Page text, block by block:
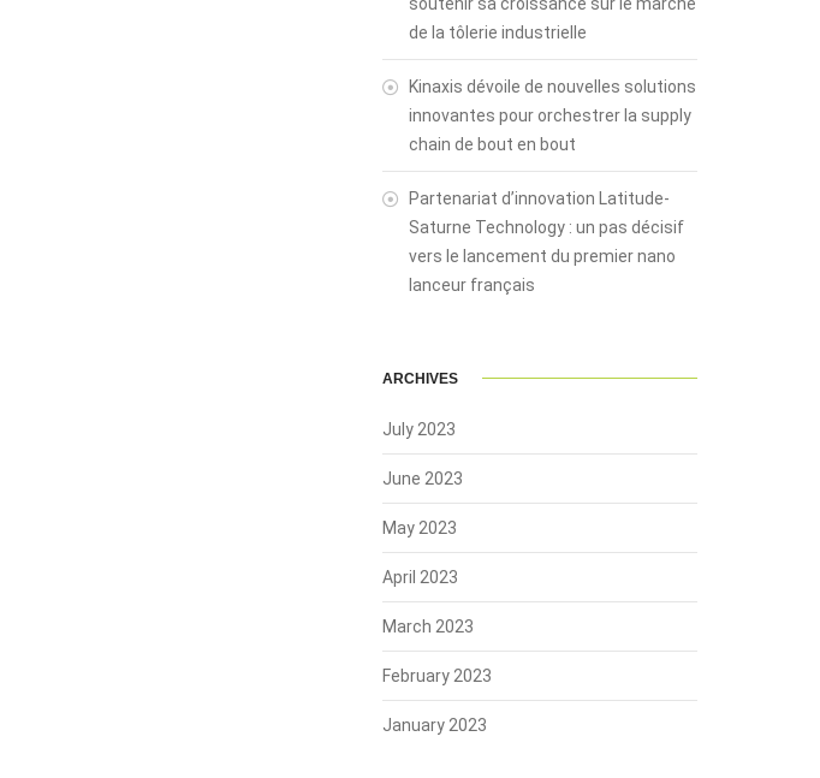
de la tôlerie industrielle
Kinaxis dévoile de nouvelles solutions
innovantes pour orchestrer la supply
chain de bout en bout
Partenariat d’innovation Latitude-
Saturne Technology : un pas décisif
vers le lancement du premier nano
lanceur français
ARCHIVES
July 2023
June 2023
May 2023
April 2023
March 2023
February 2023
January 2023